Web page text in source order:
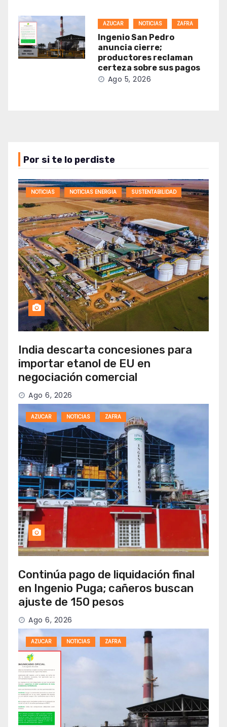
AZUCAR NOTICIAS ZAFRA
Ingenio San Pedro
anuncia cierre;
productores reclaman
certeza sobre sus pagos
Ago 5, 2026
Por si te lo perdiste
NOTICIAS NOTICIAS ENERGIA SUSTENTABILIDAD
India descarta concesiones para
importar etanol de EU en
negociación comercial
Ago 6, 2026
AZUCAR NOTICIAS ZAFRA
Continúa pago de liquidación final
en Ingenio Puga; cañeros buscan
ajuste de 150 pesos
Ago 6, 2026
AZUCAR NOTICIAS ZAFRA